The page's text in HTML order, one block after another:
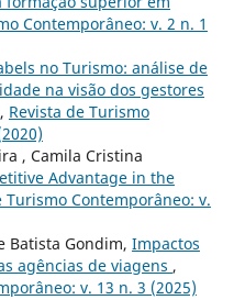
Contemporâneo: v. 2 n. 1
no Turismo: análise de
na visão dos gestores
, Revista de Turismo
, Camila Cristina
Advantage in the
Turismo Contemporâneo: v.
Batista Gondim, Impactos
agências de viagens ,
v. 13 n. 3 (2025)